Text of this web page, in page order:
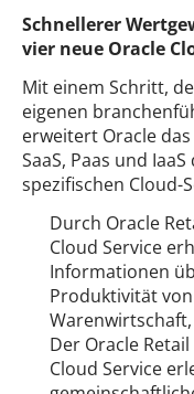
Schnellerer
vier neue Oracle
Mit einem Schritt,
eigenen
erweitert Oracle
SaaS, Paas und
spezifischen Cloud-
Durch Oracle
Cloud Service
Informationen
Produktivität
Der Oracle
Cloud Service